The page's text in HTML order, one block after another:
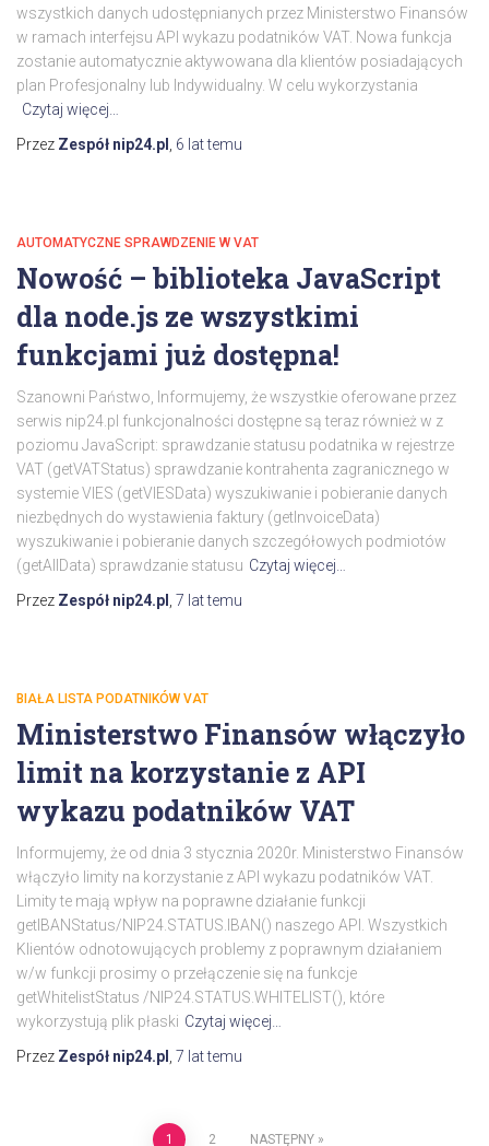
wszystkich danych udostępnianych przez Ministerstwo Finansów
w ramach interfejsu API wykazu podatników VAT. Nowa funkcja
zostanie automatycznie aktywowana dla klientów posiadających
plan Profesjonalny lub Indywidualny. W celu wykorzystania
Czytaj więcej…
Przez Zespół nip24.pl , 6 lattemu
AUTOMATYCZNE SPRAWDZENIE W VAT
Nowość – biblioteka JavaScript
dla node.js ze wszystkimi
funkcjami już dostępna!
Szanowni Państwo, Informujemy, że wszystkie oferowane przez
serwis nip24.pl funkcjonalności dostępne są teraz również w z
poziomu JavaScript: sprawdzanie statusu podatnika w rejestrze
VAT (getVATStatus) sprawdzanie kontrahenta zagranicznego w
systemie VIES (getVIESData) wyszukiwanie i pobieranie danych
niezbędnych do wystawienia faktury (getInvoiceData)
wyszukiwanie i pobieranie danych szczegółowych podmiotów
(getAllData) sprawdzanie statusu Czytaj więcej…
Przez Zespół nip24.pl , 7 lattemu
BIAŁA LISTA PODATNIKÓW VAT
Ministerstwo Finansów włączyło
limit na korzystanie z API
wykazu podatników VAT
Informujemy, że od dnia 3 stycznia 2020r. Ministerstwo Finansów
włączyło limity na korzystanie z API wykazu podatników VAT.
Limity te mają wpływ na poprawne działanie funkcji
getIBANStatus/NIP24.STATUS.IBAN() naszego API. Wszystkich
Klientów odnotowujących problemy z poprawnym działaniem
w/w funkcji prosimy o przełączenie się na funkcje
getWhitelistStatus /NIP24.STATUS.WHITELIST(), które
wykorzystują plik płaski Czytaj więcej…
Przez Zespół nip24.pl , 7 lattemu
1 2 NASTĘPNY